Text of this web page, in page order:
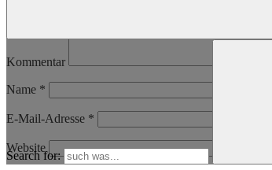
Search for:
Kommentar
Name *
E-Mail-Adresse *
Website